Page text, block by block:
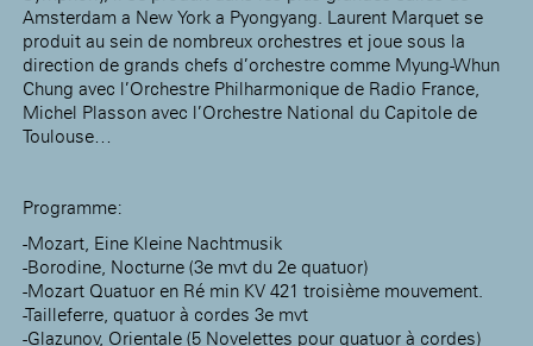
Amsterdam a New York a Pyongyang. Laurent Marquet se
produit au sein de nombreux orchestres et joue sous la
direction de grands chefs d’orchestre comme Myung-Whun
Chung avec l’Orchestre Philharmonique de Radio France,
Michel Plasson avec l’Orchestre National du Capitole de
Toulouse…
Programme:
-Mozart, Eine Kleine Nachtmusik
-Borodine, Nocturne (3e mvt du 2e quatuor)
-Mozart Quatuor en Ré min KV 421 troisième mouvement.
-Tailleferre, quatuor à cordes 3e mvt
-Glazunov, Orientale (5 Novelettes pour quatuor à cordes)